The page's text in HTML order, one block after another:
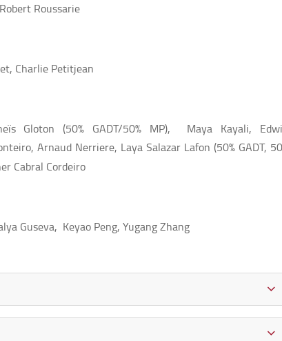
Roussarie
Charlie Petitjean
Gloton (50% GADT/50% MP), Maya Kayali,
Arnaud Nerriere, Laya Salazar Lafon (50% GADT,
Cabral Cordeiro
Guseva, Keyao Peng, Yugang Zhang